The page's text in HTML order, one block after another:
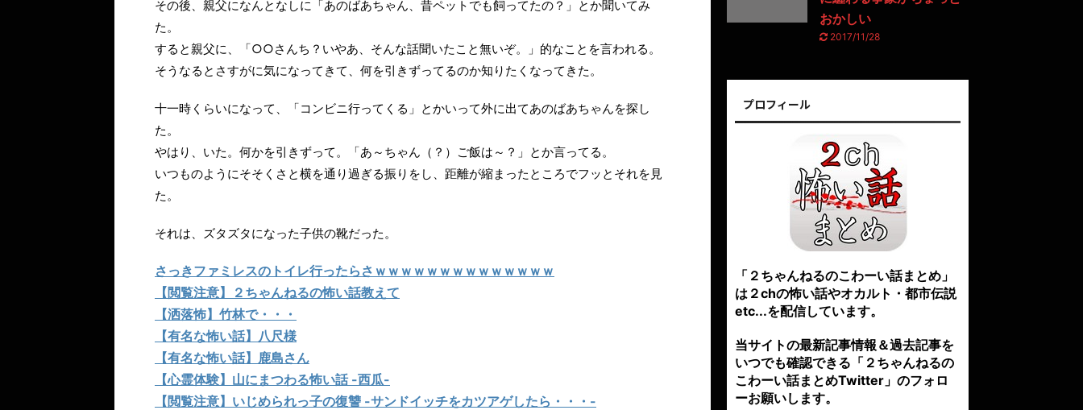
その後、親父になんとなしに「あのばあちゃん、昔ペットでも飼ってたの？」とか聞いてみ
た。
すると親父に、「○○さんち？いやあ、そんな話聞いたこと無いぞ。」的なことを言われる。
そうなるとさすがに気になってきて、何を引きずってるのか知りたくなってきた。
十一時くらいになって、「コンビニ行ってくる」とかいって外に出てあのばあちゃんを探し
た。
やはり、いた。何かを引きずって。「あ～ちゃん（？）ご飯は～？」とか言ってる。
いつものようにそそくさと横を通り過ぎる振りをし、距離が縮まったところでフッとそれを見
た。
それは、ズタズタになった子供の靴だった。
さっきファミレスのトイレ行ったらさｗｗｗｗｗｗｗｗｗｗｗｗｗｗ
【閲覧注意】２ちゃんねるの怖い話教えて
【洒落怖】竹林で・・・
【有名な怖い話】八尺様
【有名な怖い話】鹿島さん
【心霊体験】山にまつわる怖い話 -西瓜-
【閲覧注意】いじめられっ子の復讐 -サンドイッチをカツアゲしたら・・・-
おかしい
2017/11/28
プロフィール
「２ちゃんねるのこわーい話まとめ」
は２chの怖い話やオカルト・都市伝説
etc...を配信しています。
当サイトの最新記事情報＆過去記事を
いつでも確認できる「２ちゃんねるの
こわーい話まとめTwitter」のフォロ
ーお願いします。